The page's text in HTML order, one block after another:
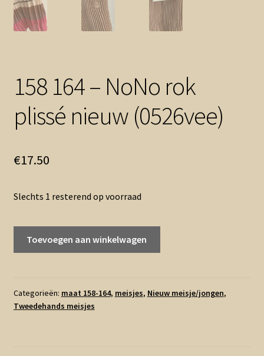
158 164 – NoNo rok
plissé nieuw (0526vee)
€17.50
Slechts 1 resterend op voorraad
rok
plissé
Toevoegen aan winkelwagen
Categorieën: maat 158-164, meisjes, Nieuw meisje/jongen,
Tweedehands meisjes